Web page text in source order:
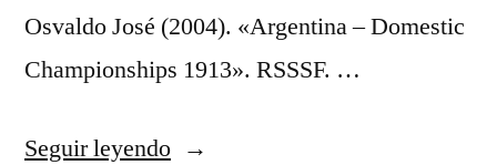
Osvaldo José (2004). «Argentina – Domestic
Championships 1913». RSSSF. …
Seguir leyendo«¿Cuándo